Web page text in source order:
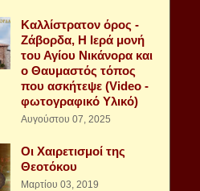
Καλλίστρατον όρος -
Ζάβορδα, Η Ιερά μονή
του Αγίου Νικάνορα και
ο Θαυμαστός τόπος
που ασκήτεψε (Video -
φωτογραφικό Υλικό)
Αυγούστου 07, 2025
Οι Χαιρετισμοί της
Θεοτόκου
Μαρτίου 03, 2019